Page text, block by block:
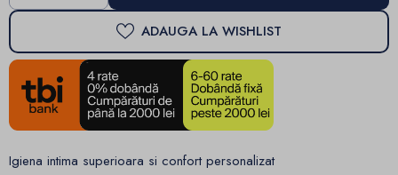
ADAUGA LA WISHLIST
Igiena intima superioara si confort personalizat